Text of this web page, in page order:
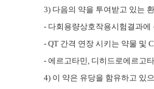
3) 다음의 약을 투여받고 있는
- 다회용량상호작용시험결과에
- QT 간격 연장 시키는 약물 및
- 에르고타민, 디히드로에르고
4) 이 약은 유당을 함유하고 있